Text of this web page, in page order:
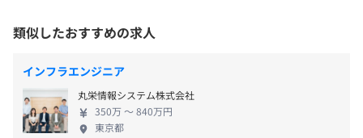
●案件名：金融外部接続系システム リプレース NW設
概要：
金融システムのリプレースに伴うネットワーク設計・構
築・テスト。NW環境や関連機器の詳細設計、テスト環境
構築、本番環境構築、リリース。
従業員に対する受動喫煙対策：オフィス内禁煙
※周辺プロジェクト先：各社規定に則る
※案件元により異なる場合があります
平均残業時間：5～20時間／月 ※繁忙期または納期対応に
おいては20時間を超える場合があります
の定期ミーティングを通じて、一人ひとりのキャリ
アプランをていねいに設計。「どんなエンジニアに
なりたいか」「どの技術を伸ばしたいか」などの希
望を踏まえ、最適な案件へアサインし、理想のキャ
リア実現をサポートしています。 私たちは「エンジ
ニアが誇りを持って働き、成長し続けられる会社」
類似したおすすめの求人
インフラエンジニア
丸栄情報システム株式会社
350万 〜 840万円
東京都